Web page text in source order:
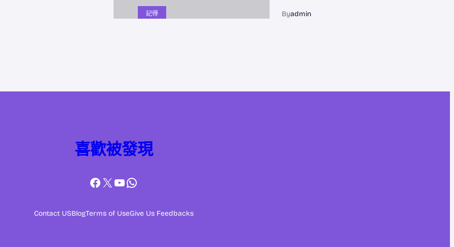
記得 Byadmin
喜歡被發現
Facebook
X YouTube
WhatsApp
Contact USBlogTerms of UseGive Us Feedbacks